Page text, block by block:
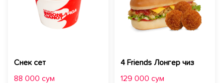
Снек сет
88 000 сум
4 Friends Лонгер чиз
129 000 сум